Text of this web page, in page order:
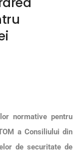
normative pentru
a Consiliului din
de securitate de